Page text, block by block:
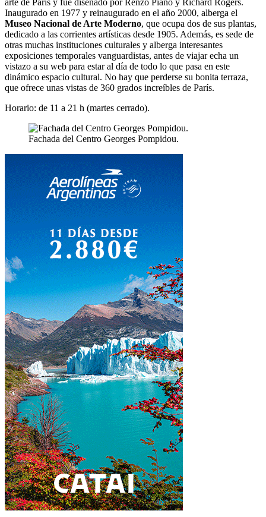
arte de París y fue diseñado por Renzo Piano y Richard Rogers.
Inaugurado en 1977 y reinaugurado en el año 2000, alberga el
Museo Nacional de Arte Moderno, que ocupa dos de sus plantas,
dedicado a las corrientes artísticas desde 1905. Además, es sede de
otras muchas instituciones culturales y alberga interesantes
exposiciones temporales vanguardistas, antes de viajar echa un
vistazo a su web para estar al día de todo lo que pasa en este
dinámico espacio cultural. No hay que perderse su bonita terraza,
que ofrece unas vistas de 360 grados increíbles de París.
Horario: de 11 a 21 h (martes cerrado).
Fachada del Centro Georges Pompidou.